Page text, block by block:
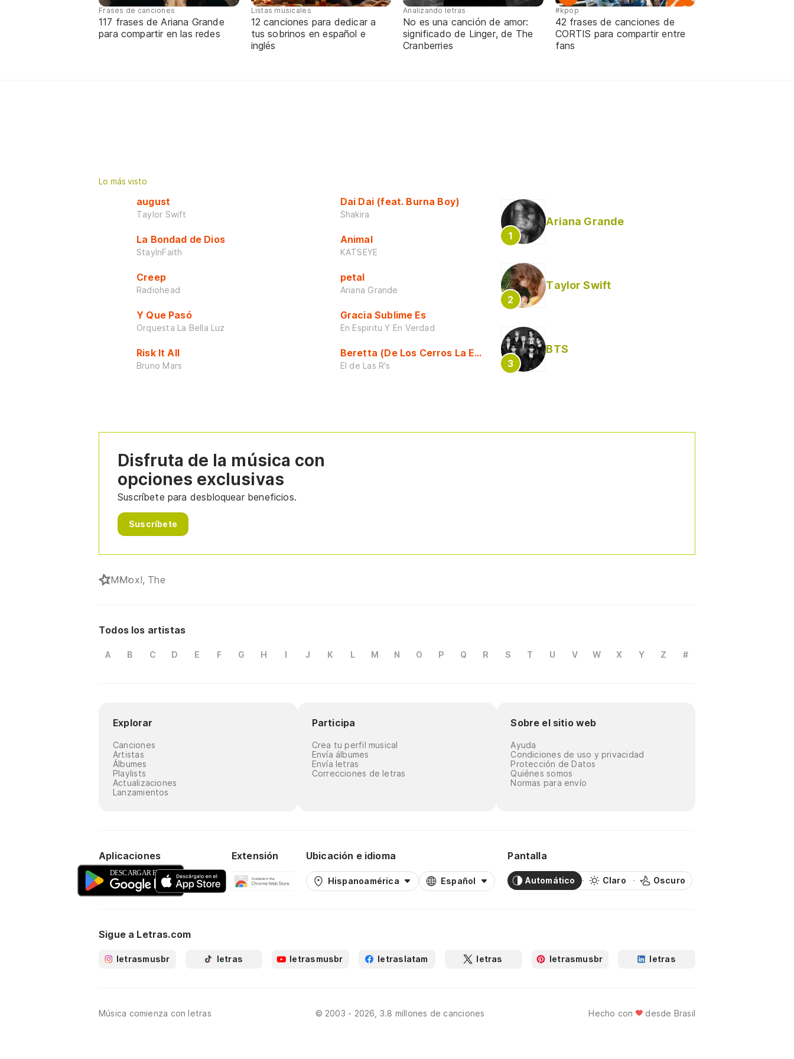
Frases de canciones
117 frases de Ariana Grande
para compartir en las redes
Listas musicales
12 canciones para dedicar a
tus sobrinos en español e
inglés
Analizando letras
No es una canción de amor:
significado de Linger, de The
Cranberries
#kpop
42 frases de canciones de
CORTIS para compartir entre
fans
Lo más visto
august
Taylor Swift
La Bondad de Dios
StayInFaith
Creep
Radiohead
Y Que Pasó
Orquesta La Bella Luz
Risk It All
Bruno Mars
Dai Dai (feat. Burna Boy)
Shakira
Animal
KATSEYE
petal
Ariana Grande
Gracia Sublime Es
En Espiritu Y En Verdad
Beretta (De Los Cerros La Escuela)
El de Las R's
Ariana Grande
Taylor Swift
BTS
Disfruta de la música con
opciones exclusivas
Suscríbete para desbloquear beneficios.
Suscríbete
MMox!, The
Todos los artistas
A B C D E F G H I J K L M N O P Q R S T U V W X Y Z #
Explorar
Canciones
Artistas
Álbumes
Playlists
Actualizaciones
Lanzamientos
Participa
Crea tu perfil musical
Envía álbumes
Envía letras
Correcciones de letras
Sobre el sitio web
Ayuda
Condiciones de uso y privacidad
Protección de Datos
Quiénes somos
Normas para envío
Aplicaciones Extensión Ubicación e idioma
Hispanoamérica Español
Pantalla
Automático Claro Oscuro
Sigue a Letras.com
letrasmusbr letras letrasmusbr letraslatam letras letrasmusbr letras
Música comienza con letras © 2003 - 2026, 3.8 millones de canciones Hecho con desde Brasil